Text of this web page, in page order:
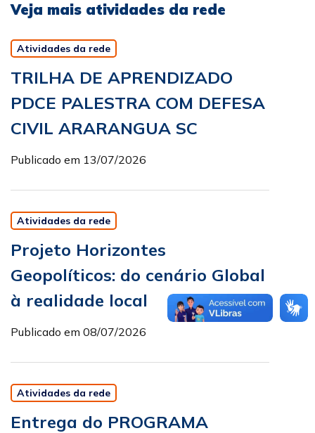
Veja mais atividades da rede
Atividades da rede
TRILHA DE APRENDIZADO
PDCE PALESTRA COM DEFESA
CIVIL ARARANGUA SC
Publicado em 13/07/2026
Atividades da rede
Projeto Horizontes
Geopolíticos: do cenário Global
à realidade local
Publicado em 08/07/2026
Atividades da rede
Entrega do PROGRAMA